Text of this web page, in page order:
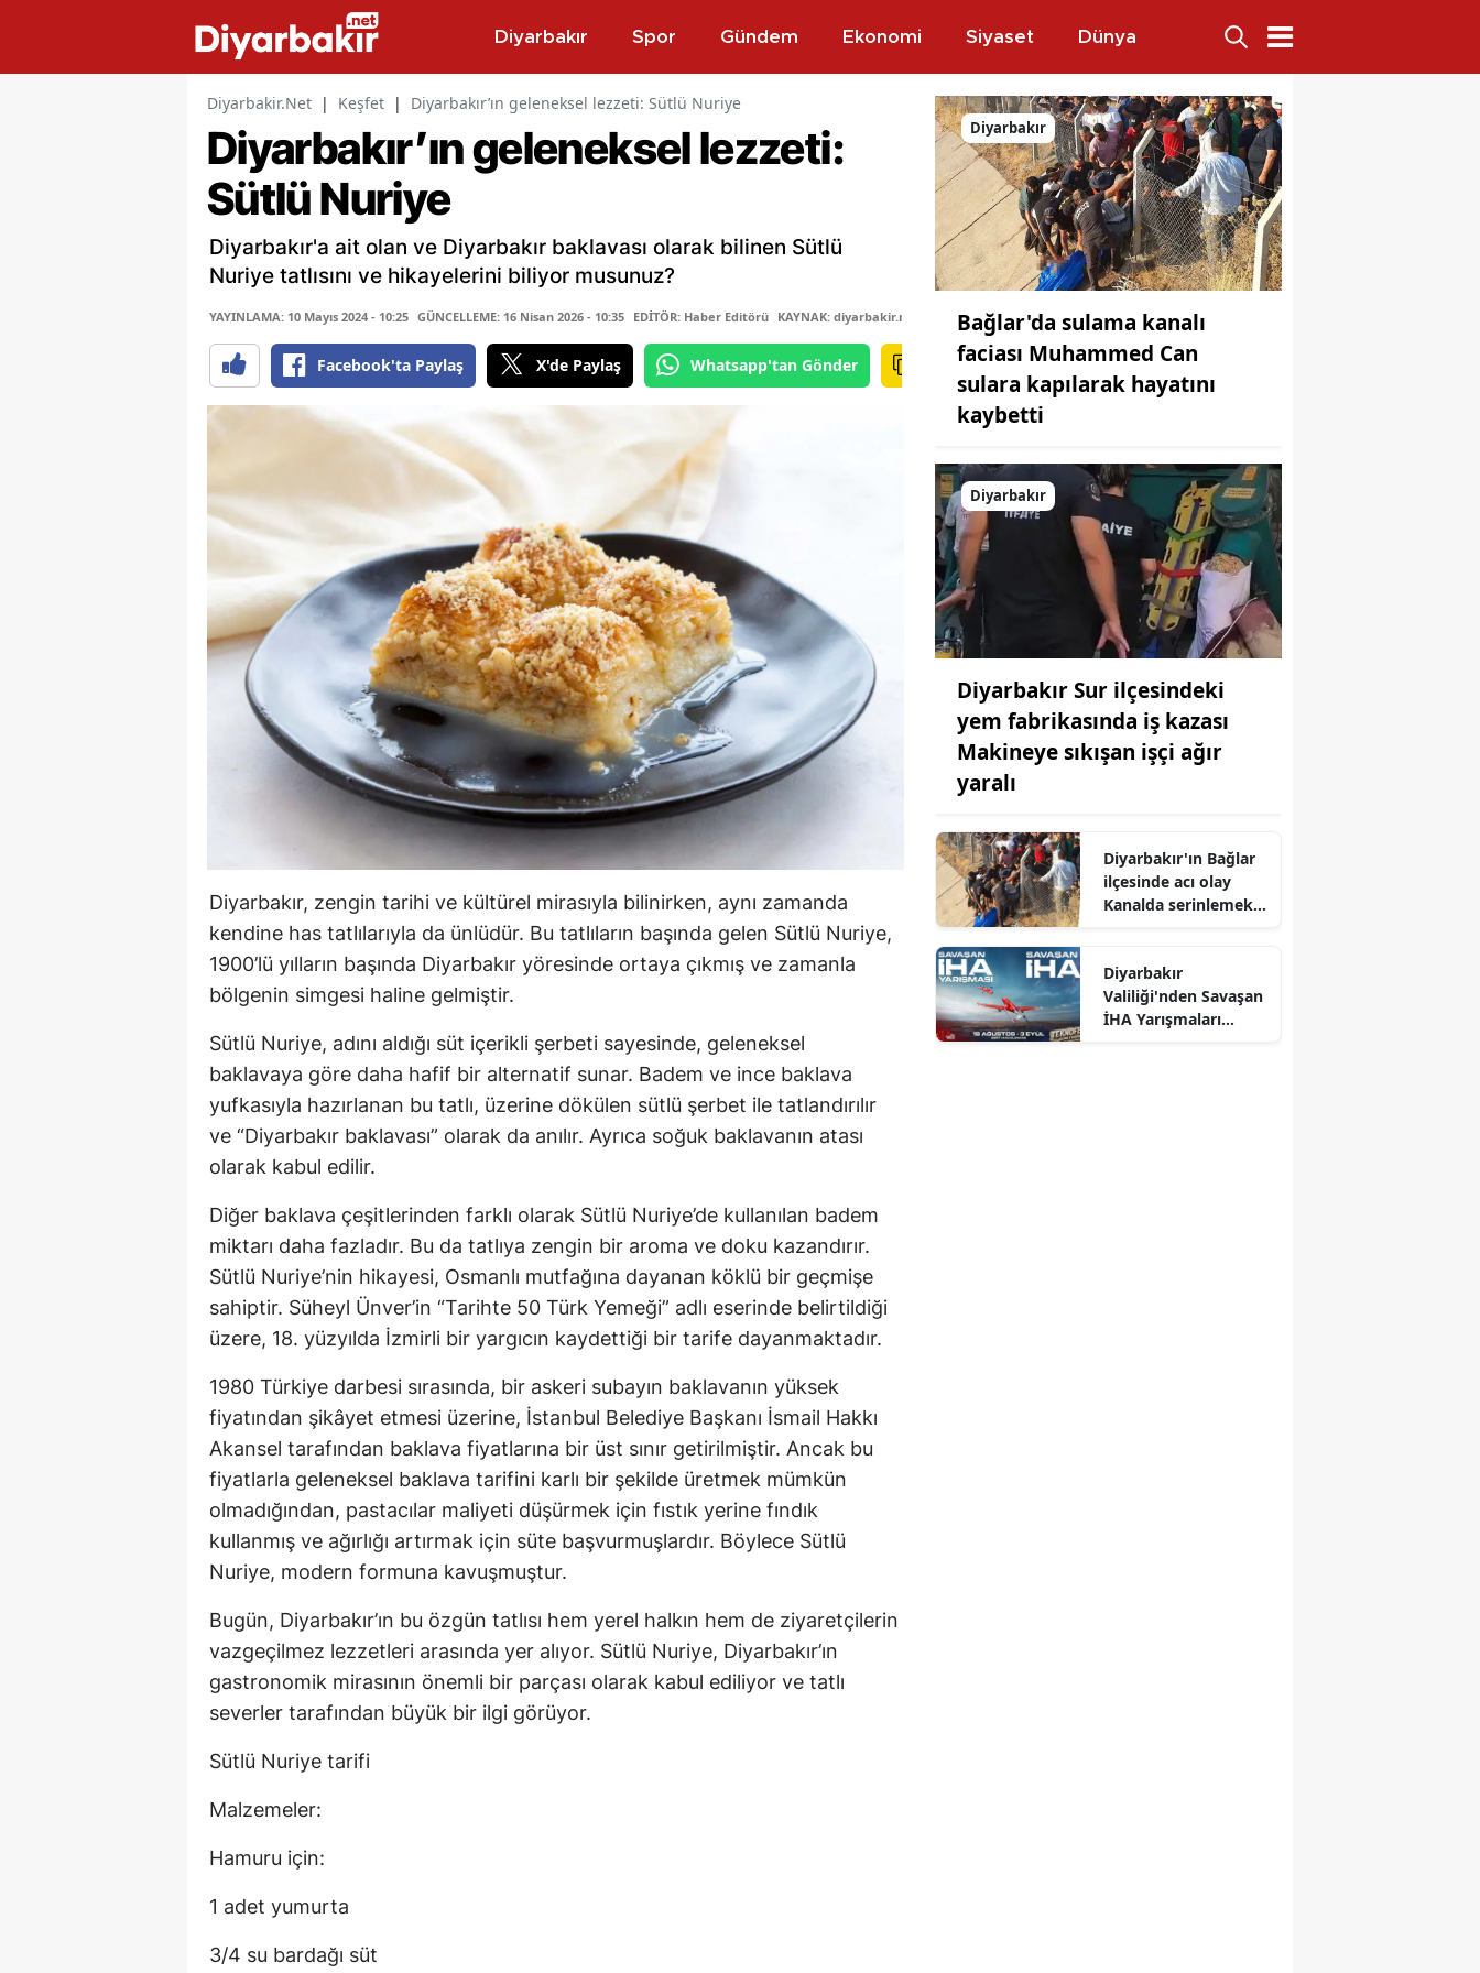
Diyarbakır Spor Gündem Ekonomi Siyaset Dünya
Diyarbakir.Net | Keşfet | Diyarbakır’ın geleneksel lezzeti: Sütlü Nuriye
Diyarbakır’ın geleneksel lezzeti:
Sütlü Nuriye
Diyarbakır'a ait olan ve Diyarbakır baklavası olarak bilinen Sütlü
Nuriye tatlısını ve hikayelerini biliyor musunuz?
YAYINLAMA: 10 Mayıs 2024 - 10:25 GÜNCELLEME: 16 Nisan 2026 - 10:35 EDİTÖR: Haber Editörü KAYNAK: diyarbakir.net
Facebook'ta Paylaş X'de Paylaş Whatsapp'tan Gönder
Diyarbakır, zengin tarihi ve kültürel mirasıyla bilinirken, aynı zamanda
kendine has tatlılarıyla da ünlüdür. Bu tatlıların başında gelen Sütlü Nuriye,
1900’lü yılların başında Diyarbakır yöresinde ortaya çıkmış ve zamanla
bölgenin simgesi haline gelmiştir.
Sütlü Nuriye, adını aldığı süt içerikli şerbeti sayesinde, geleneksel
baklavaya göre daha hafif bir alternatif sunar. Badem ve ince baklava
yufkasıyla hazırlanan bu tatlı, üzerine dökülen sütlü şerbet ile tatlandırılır
ve “Diyarbakır baklavası” olarak da anılır. Ayrıca soğuk baklavanın atası
olarak kabul edilir.
Diğer baklava çeşitlerinden farklı olarak Sütlü Nuriye’de kullanılan badem
miktarı daha fazladır. Bu da tatlıya zengin bir aroma ve doku kazandırır.
Sütlü Nuriye’nin hikayesi, Osmanlı mutfağına dayanan köklü bir geçmişe
sahiptir. Süheyl Ünver’in “Tarihte 50 Türk Yemeği” adlı eserinde belirtildiği
üzere, 18. yüzyılda İzmirli bir yargıcın kaydettiği bir tarife dayanmaktadır.
1980 Türkiye darbesi sırasında, bir askeri subayın baklavanın yüksek
fiyatından şikâyet etmesi üzerine, İstanbul Belediye Başkanı İsmail Hakkı
Akansel tarafından baklava fiyatlarına bir üst sınır getirilmiştir. Ancak bu
fiyatlarla geleneksel baklava tarifini karlı bir şekilde üretmek mümkün
olmadığından, pastacılar maliyeti düşürmek için fıstık yerine fındık
kullanmış ve ağırlığı artırmak için süte başvurmuşlardır. Böylece Sütlü
Nuriye, modern formuna kavuşmuştur.
Bugün, Diyarbakır’ın bu özgün tatlısı hem yerel halkın hem de ziyaretçilerin
vazgeçilmez lezzetleri arasında yer alıyor. Sütlü Nuriye, Diyarbakır’ın
gastronomik mirasının önemli bir parçası olarak kabul ediliyor ve tatlı
severler tarafından büyük bir ilgi görüyor.
Sütlü Nuriye tarifi
Malzemeler:
Hamuru için:
1 adet yumurta
3/4 su bardağı süt
Diyarbakır
Bağlar'da sulama kanalı
faciası Muhammed Can
sulara kapılarak hayatını
kaybetti
Diyarbakır
Diyarbakır Sur ilçesindeki
yem fabrikasında iş kazası
Makineye sıkışan işçi ağır
yaralı
Diyarbakır'ın Bağlar
ilçesinde acı olay
Kanalda serinlemek
Diyarbakır
Valiliği'nden Savaşan
İHA Yarışmaları